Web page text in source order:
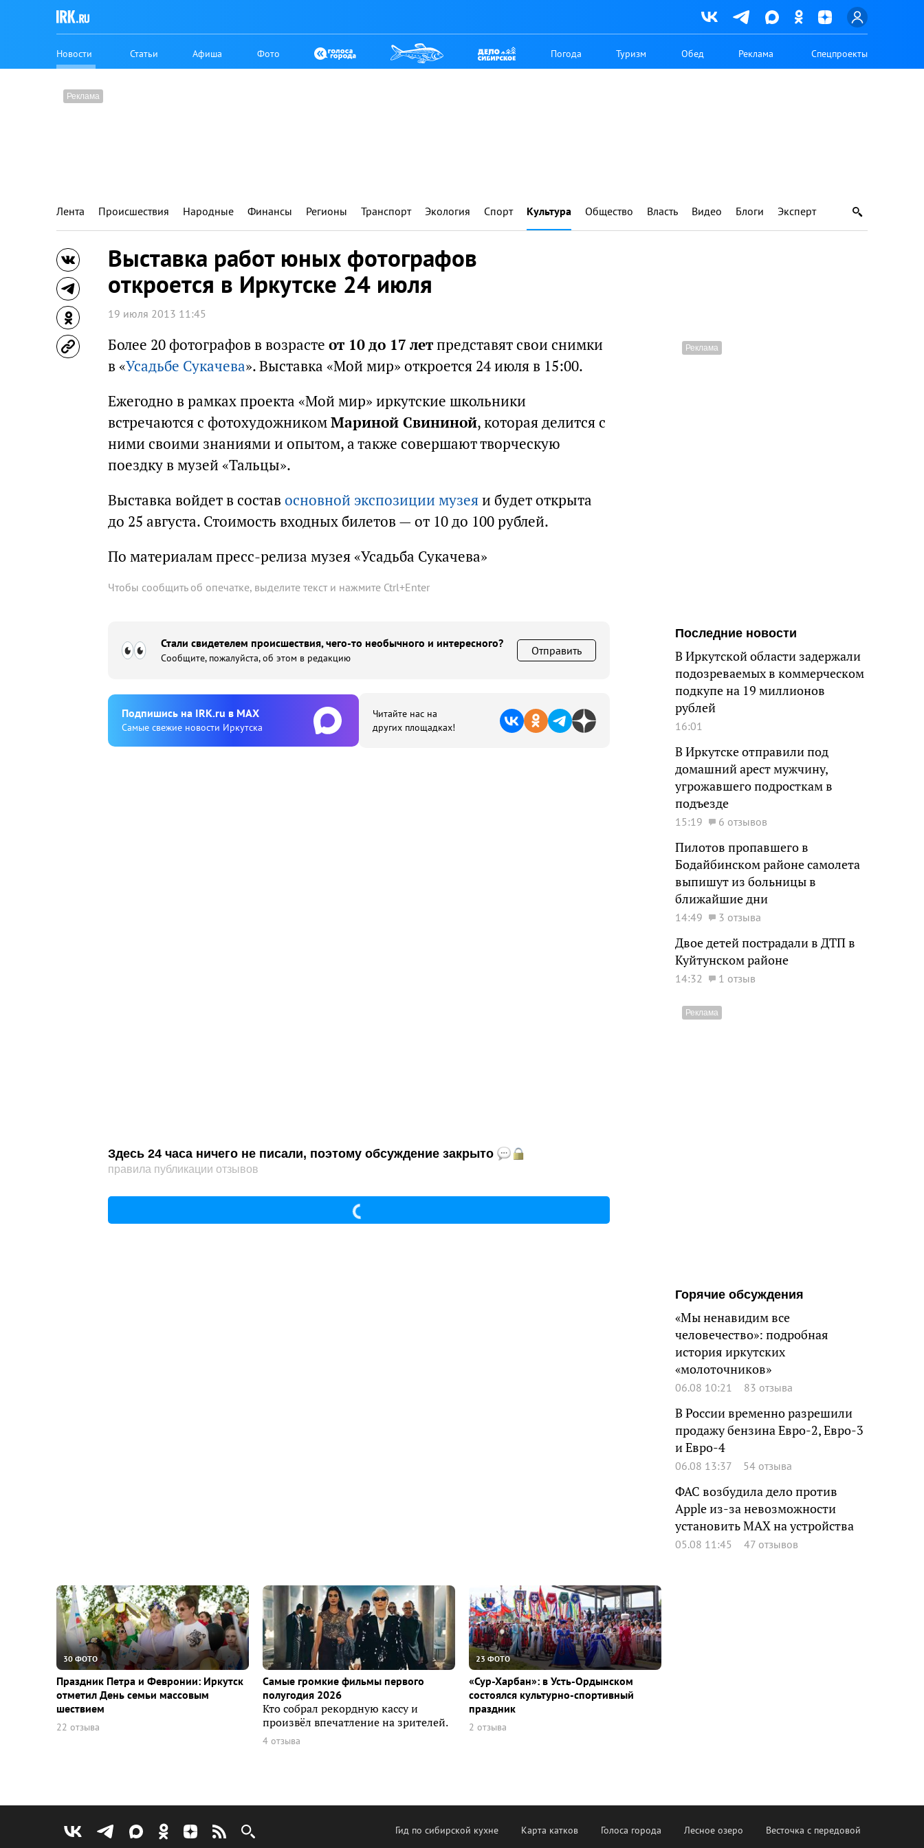
Новости Статьи Афиша Фото Погода Туризм Обед Реклама Спецпроекты
Лента Происшествия Народные Финансы Регионы Транспорт Экология Спорт Культура Общество Власть Видео Блоги Эксперт
Выставка работ юных фотографов
откроется в Иркутске 24 июля
19 июля 2013 11:45
Более 20 фотографов в возрасте от 10 до 17 летпредставят свои снимки
в «Усадьбе Сукачева». Выставка «Мой мир» откроется 24 июля в 15:00.
Ежегодно в рамках проекта «Мой мир» иркутские школьники
встречаются с фотохудожникомМариной Свининой, которая делится с
ними своими знаниями и опытом, а также совершают творческую
поездку в музей «Тальцы».
Выставка войдет в состав основной экспозиции музеяи будет открыта
до 25 августа. Стоимость входных билетов — от 10 до 100 рублей.
По материалам пресс-релиза музея «Усадьба Сукачева»
Чтобы сообщить об опечатке, выделите текст и нажмите Ctrl+Enter
Стали свидетелем происшествия, чего-то необычного и интересного?
Сообщите, пожалуйста, об этом в редакцию
Отправить
Подпишиcь на IRK.ru в MAX
Cамые свежие новости Иркутска
Читайте нас на
других площадках!
Здесь 24 часа ничего не писали, поэтому обсуждение закрыто
правила публикации отзывов
Последние новости
В Иркутской области задержали
подозреваемых в коммерческом
подкупе на 19 миллионов
рублей
16:01
В Иркутске отправили под
домашний арест мужчину,
угрожавшего подросткам в
подъезде
15:19 6 отзывов
Пилотов пропавшего в
Бодайбинском районе самолета
выпишут из больницы в
ближайшие дни
14:49 3 отзыва
Двое детей пострадали в ДТП в
Куйтунском районе
14:32 1 отзыв
Горячие обсуждения
«Мы ненавидим все
человечество»: подробная
история иркутских
«молоточников»
06.08 10:21 83 отзыва
В России временно разрешили
продажу бензина Евро-2, Евро-3
и Евро-4
06.08 13:37 54 отзыва
ФАС возбудила дело против
Apple из-за невозможности
установить MAX на устройства
05.08 11:45 47 отзывов
30 ФОТО
Праздник Петра и Февронии: Иркутск
отметил День семьи массовым
шествием
22 отзыва
Самые громкие фильмы первого
полугодия 2026
Кто собрал рекордную кассу и
произвёл впечатление на зрителей.
4 отзыва
23 ФОТО
«Сур-Харбан»: в Усть-Ордынском
состоялся культурно-спортивный
праздник
2 отзыва
Гид по сибирской кухне Карта катков Голоса города Лесное озеро Весточка с передовой